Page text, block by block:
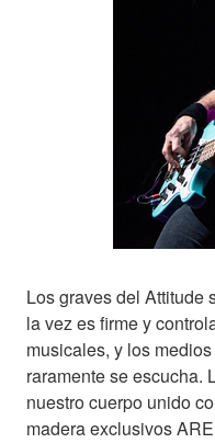
Los graves del Attitude
la vez es firme y
musicales, y los
raramente se escucha.
nuestro cuerpo unido
madera exclusivos